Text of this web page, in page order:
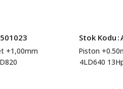
+1,00mm
Stok Kodu :
Piston
4LD640